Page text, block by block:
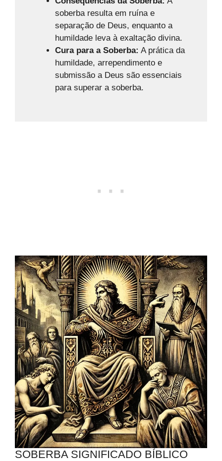
soberba resulta em ruína e
separação de Deus, enquanto a
humildade leva à exaltação divina.
Cura para a Soberba: A prática da
humildade, arrependimento e
submissão a Deus são essenciais
para superar a soberba.
SOBERBA SIGNIFICADO BÍBLICO